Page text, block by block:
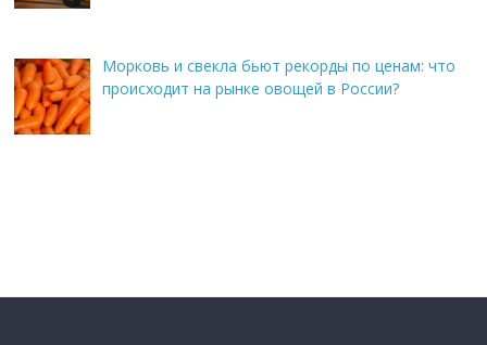
Морковь и свекла бьют рекорды по ценам: что
происходит на рынке овощей в России?